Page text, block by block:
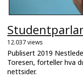
12.037 views
Publisert 2019
Toresen, forteller hva
nettsider.